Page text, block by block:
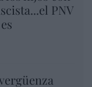
PNV